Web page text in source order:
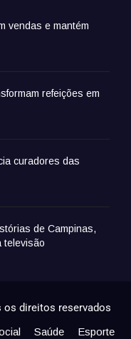
vendas e mantém
refeições em
curadores das
de Campinas,
televisão
os direitos reservados
Saúde
Esporte